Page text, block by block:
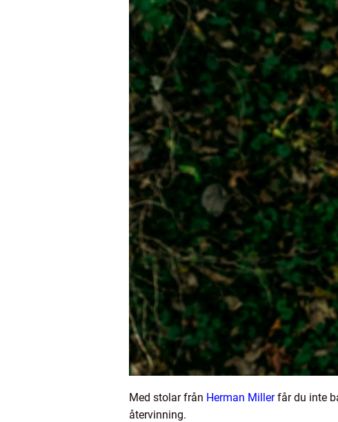
Med stolar från Herman Millerfår du inte
återvinning.